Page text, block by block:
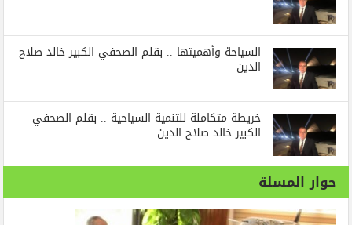
السياحة وأهميتها .. بقلم الصحفي الكبير خالد صلاح
الدين
خريطة متكاملة للتنمية السياحية .. بقلم الصحفي
الكبير خالد صلاح الدين
حوار المسلة